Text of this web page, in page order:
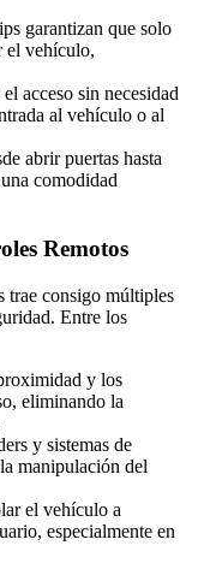
garantizan que solo
el vehículo,
acceso sin necesidad
al vehículo o al
abrir puertas hasta
comodidad
Remotos
trae consigo múltiples
Entre los
y los
eliminando la
y sistemas de
manipulación del
el vehículo a
especialmente en